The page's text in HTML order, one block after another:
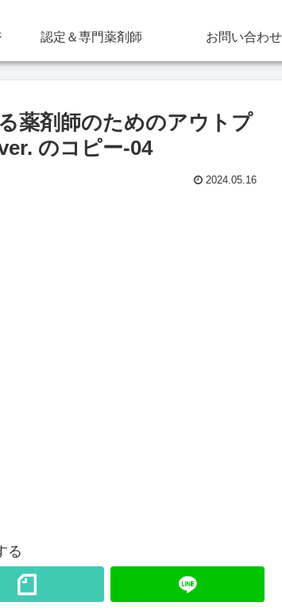
認定＆専門薬剤師 お問い合わせ
薬剤師のためのアウトプ
のコピー-04
2024.05.16
る